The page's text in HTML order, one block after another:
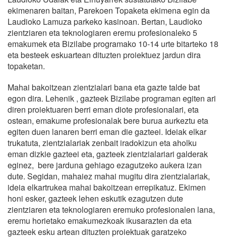
ekimenaren baitan, Parekoen Topaketa ekimena egin da
Laudioko Lamuza parkeko kasinoan. Bertan, Laudioko
zientziaren eta teknologiaren eremu profesionaleko 5
emakumek eta Bizilabe programako 10-14 urte bitarteko 18
eta besteek eskuartean dituzten proiektuez jardun dira
topaketan.
Mahai bakoitzean zientzialari bana eta gazte talde bat
egon dira. Lehenik , gazteek Bizilabe programan egiten ari
diren proiektuaren berri eman diote profesionalari, eta
ostean, emakume profesionalak bere burua aurkeztu eta
egiten duen lanaren berri eman die gazteei. Ideiak elkar
trukatuta, zientzialariak zenbait iradokizun eta aholku
eman dizkie gazteei eta, gazteek zientzialariari galderak
eginez, bere jarduna gehiago ezagutzeko aukera izan
dute. Segidan, mahaiez mahai mugitu dira zientzialariak,
ideia elkartrukea mahai bakoitzean errepikatuz. Ekimen
honi esker, gazteek lehen eskutik ezagutzen dute
zientziaren eta teknologiaren eremuko profesionalen lana,
eremu horietako emakumezkoak ikusarazten da eta
gazteek esku artean dituzten proiektuak garatzeko